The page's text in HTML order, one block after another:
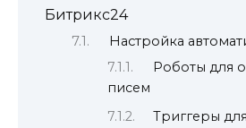
Битрикс24
Настройка
Роботы для
писем
Триггеры